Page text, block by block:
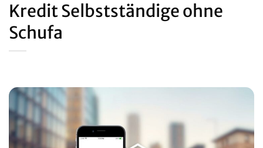
Kredit Selbstständige ohne
Schufa